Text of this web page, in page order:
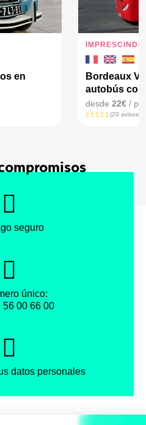
en
Bordeaux
autobús
desde22€ /
(20 avisos)
seguro
único:
56 00 66 00
datos personales